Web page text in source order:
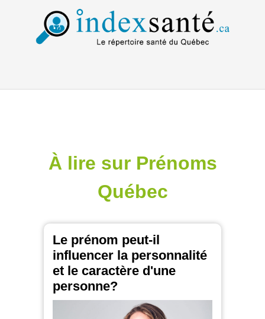
À lire sur Prénoms
Québec
Le prénom peut-il
influencer la personnalité
et le caractère d'une
personne?